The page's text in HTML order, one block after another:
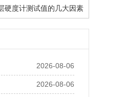
硬度计测试值的几大因素
2026-08-06
2026-08-06